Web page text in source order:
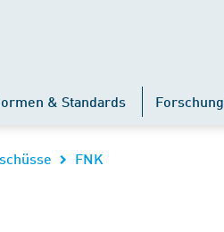
& Standards
FNK